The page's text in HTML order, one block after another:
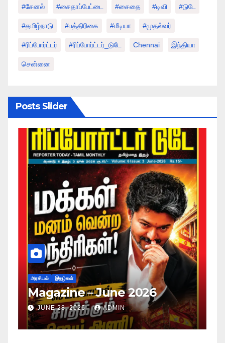
#சேனல் #சைதாப்பேட்டை #சைதை #டிவி #டுடே
#தமிழ்நாடு #பத்திரிகை #மீடியா #முதல்வர்
#ரிப்போர்ட்டர் #ரிப்போர்ட்டர்_டுடே Chennai இந்தியா
சென்னை
Posts Slider
அரசியல் இதழ்கள்
Magazine – May 2026
JUNE 28, 2026 ADMIN